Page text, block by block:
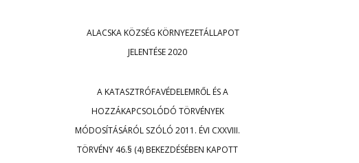
ALACSKA KÖZSÉG KÖRNYEZETÁLLAPOT
JELENTÉSE 2020
A KATASZTRÓFAVÉDELEMRŐL ÉS A
HOZZÁKAPCSOLÓDÓ TÖRVÉNYEK
MÓDOSÍTÁSÁRÓL SZÓLÓ 2011. ÉVI CXXVIII.
TÖRVÉNY 46.§ (4) BEKEZDÉSÉBEN KAPOTT